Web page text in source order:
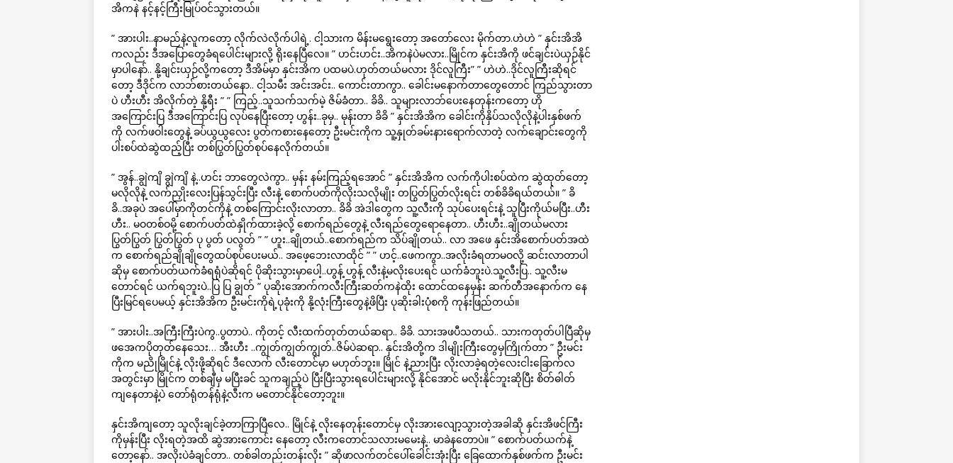
အိကနဲ နင့်နင့်ကြီးမြုပ်ဝင်သွားတယ်။
” အားပါး..နာမည်နဲ့လူကတော့ လိုက်လဲလိုက်ပါရဲ့. ငါ့သားက မိန်းမရွေးတော့ အတော်လေး မိုက်တာ.ဟဲဟဲ ” နှင်းအိအိ
ကလည်း ဒီအပြောတွေခံရပေါင်းများလို့ ရိုးနေပြီလေ။ ” ဟင်းဟင်း..အိကနဲပဲမလား..မြိုင်က နှင်းအိကို ဖင်ချင်းပဲယှဉ်နိုင်
မှာပါနော်.. နို့ချင်းယှဉ်လို့ကတော့ ဒီအိမ်မှာ နှင်းအိက ပထမပဲ.ဟုတ်တယ်မလား ဒိုင်လူကြီး” ” ဟဲဟဲ..ဒိုင်လူကြီးဆိုရင်
တော့ ဒီဒိုင်က လာဘ်စားတယ်နော.. ငါ့သမီး အင်းအင်း.. ကောင်းတာကွာ.. ခေါင်းမနောက်တာတွေတောင် ကြည်သွားတာ
ပဲ ဟီးဟီး အိလိုက်တဲ့ နို့ရီး ” ” ကြည့်..သူသက်သက်မဲ့ ဇိမ်ခံတာ.. ခိခိ.. သူများလာဘ်ပေးနေတုန်းကတော့ ဟို
အကြောင်းပြ ဒီအကြောင်းပြ လုပ်နေပြီးတော့ ဟွန်း..ခုမှ.. မုန်းတာ ခိခိ ” နှင်းအိအိက ခေါင်းကိုနှိပ်သလိုလိုနဲ့ပါးနှစ်ဖက်
ကို လက်ဖဝါးတွေနဲ့ ခပ်ယွယွလေး ပွတ်ကစားနေတော့ ဦးမင်းကိုက သူ့နှုတ်ခမ်းနားရောက်လာတဲ့ လက်ချောင်းတွေကို
ပါးစပ်ထဲဆွဲထည့်ပြီး တစ်ပြွတ်ပြွတ်စုပ်နေလိုက်တယ်။
” အွန်..ချွဲကျိ ချွဲကျိ နဲ့..ဟင်း ဘာတွေလဲကွာ.. မှန်း နမ်းကြည့်ရအောင် ” နှင်းအိအိက လက်ကိုပါးစပ်ထဲက ဆွဲထုတ်တော့
မလိုလိုနဲ့ လက်ညှိုးလေးပြန်သွင်းပြီး လီးနဲ့ စောက်ပတ်ကိုလိုးသလိုမျိုး တပြွတ်ပြွတ်လိုးရင်း တစ်ခိခိရယ်တယ်။ ” ခိ
ခိ..အခုပဲ အပေါ်မှာကိုတင်ကိုနဲ့ တစ်ကြောင်းလိုးလာတာ.. ခိခိ အဲဒါတွေက သူ့လီးကို သုပ်ပေးရင်းနဲ့ သူပြီးကိုယ်မပြီး..ဟီး
ဟီး.. မဝတစ်ဝမို့ စောက်ပတ်ထဲနှိုက်ထားခဲ့လို့ စောက်ရည်တွေနဲ့ လီးရည်တွေရောနေတာ.. ဟီးဟီး..ချိုတယ်မလား
ပြွတ်ပြွတ် ပြွတ်ပြွတ် ပု ပွတ် ပလွတ် ” ” ဟူး..ချိုတယ်..စောက်ရည်က သိပ်ချိုတယ်.. လာ အဖေ နှင်းအိစောက်ပတ်အထဲ
က စောက်ရည်ချိုချိုတွေထပ်စုပ်ပေးမယ်.. အဖေ့ဘေးလာထိုင် ” ” ဟင့်..ဖေကကွာ..အလိုးခံရတာမဝလို့ ဆင်းလာတာပါ
ဆိုမှ စောက်ပတ်ယက်ခံရရုံပဲဆိုရင် ပိုဆိုးသွားမှာပေါ့..ဟွန့် ဟွန့် လီးနဲ့မလိုးပေးရင် ယက်ခံဘူးပဲ.သူ့လီးပြ.. သူ့လီးမ
တောင်ရင် ယက်ရဘူးပဲ..ပြ ပြ ချွတ် ” ပုဆိုးအောက်ကလီးကြီးဆတ်ကနဲထိုး ထောင်ထနေမှန်း ဆက်တီအနောက်က နေ
ပြီးမြင်ရပေမယ့် နှင်းအိအိက ဦးမင်းကိုရဲ့ပုခုံးကို နို့လုံးကြီးတွေနဲ့ဖိပြီး ပုဆိုးခါးပုံစကို ကုန်းဖြည်တယ်။
” အားပါး..အကြီးကြီးပဲကွ..ပွတာပဲ.. ကိုတင့် လီးထက်တုတ်တယ်ဆရာ.. ခိခိ. သားအဖပီသတယ်.. သားကတုတ်ပါပြီဆိုမှ
ဖအေကပိုတုတ်နေသေး… အီးဟီး ..ကျွတ်ကျွတ်ကျွတ်..ဇိမ်ပဲဆရာ.. နှင်းအိတို့က ဒါမျိုးကြီးတွေမှကြိုက်တာ ” ဦးမင်း
ကိုက မညိုမြိုင်နဲ့ လိုးဖို့ဆိုရင် ဒီလောက် လီးတောင်မှာ မဟုတ်ဘူး။ မြိုင် နဲ့ညားပြီး လိုးလာခဲ့ရတဲ့လေးငါးခြောက်လ
အတွင်းမှာ မြိုင်က တစ်ချီမှ မပြီးခင် သူကချည့်ပဲ ပြီးပြီးသွားရပေါင်းများလို့ နိုင်အောင် မလိုးနိုင်ဘူးဆိုပြီး စိတ်ဓါတ်
ကျနေတာနဲ့ပဲ တော်ရုံတန်ရုံနဲ့လီးက မတောင်နိုင်တော့ဘူး။
နှင်းအိကျတော့ သူလိုးချင်ခဲ့တာကြာပြီလေ.. မြိုင်နဲ့ လိုးနေတုန်းတောင်မှ လိုးအားလျော့သွားတဲ့အခါဆို နှင်းအိဖင်ကြီး
ကိုမှန်းပြီး လိုးရတဲ့အထိ ဆွဲအားကောင်း နေတော့ လီးကတောင်သလားမမေးနဲ့.. မာခဲနတောပဲ။ ” စောက်ပတ်ယက်နဲ့
တော့နော်.. အလိုးပဲခံချင်တာ.. တစ်ခါတည်းတန်းလိုး ” ဆိုဖာလက်တင်ပေါ်ခေါင်းအုံးပြီး ခြေထောက်နှစ်ဖက်က ဦးမင်း